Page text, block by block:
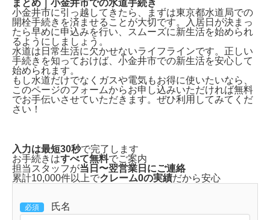
まとめ｜小金井市での水道手続き
小金井市に引っ越してきたら、まずは東京都水道局での
開栓手続き を済ませることが大切です。入居日が決まっ
たら早めに申込みを行い、スムーズに新生活を始められ
るようにしましょう。
水道は日常生活に欠かせないライフラインです。正しい
手続きを知っておけば、小金井市での新生活を安心して
始められます。
もし水道だけでなくガスや電気もお得に使いたいなら、
このページのフォームからお申し込みいただければ無料
でお手伝いさせていただきます。ぜひ利用してみてくだ
さい！
入力は最短30秒で完了します
お手続きはすべて無料でご案内
担当スタッフが当日〜翌営業日にご連絡
累計10,000件以上でクレーム0の実績だから安心
必須 氏名